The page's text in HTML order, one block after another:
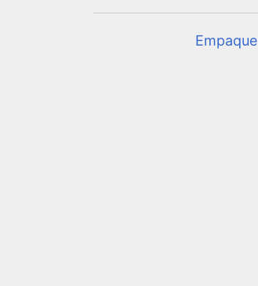
Empaque